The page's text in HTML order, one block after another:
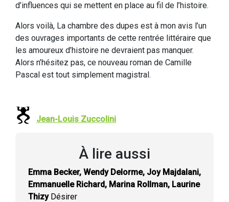
d’influences qui se mettent en place au fil de l’histoire.
Alors voilà, La chambre des dupes est à mon avis l’un
des ouvrages importants de cette rentrée littéraire que
les amoureux d’histoire ne devraient pas manquer.
Alors n’hésitez pas, ce nouveau roman de Camille
Pascal est tout simplement magistral.
Jean-Louis Zuccolini
À lire aussi
Emma Becker, Wendy Delorme, Joy Majdalani,
Emmanuelle Richard, Marina Rollman, Laurine
ThizyDésirer